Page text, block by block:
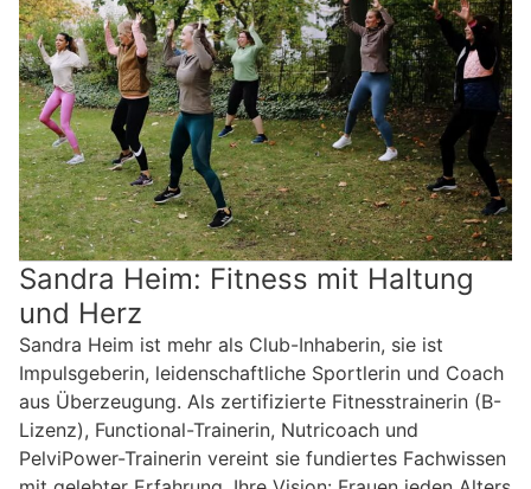
Sandra Heim: Fitness mit Haltung
und Herz
Sandra Heim ist mehr als Club-Inhaberin, sie ist
Impulsgeberin, leidenschaftliche Sportlerin und Coach
aus Überzeugung. Als zertifizierte Fitnesstrainerin (B-
Lizenz), Functional-Trainerin, Nutricoach und
PelviPower-Trainerin vereint sie fundiertes Fachwissen